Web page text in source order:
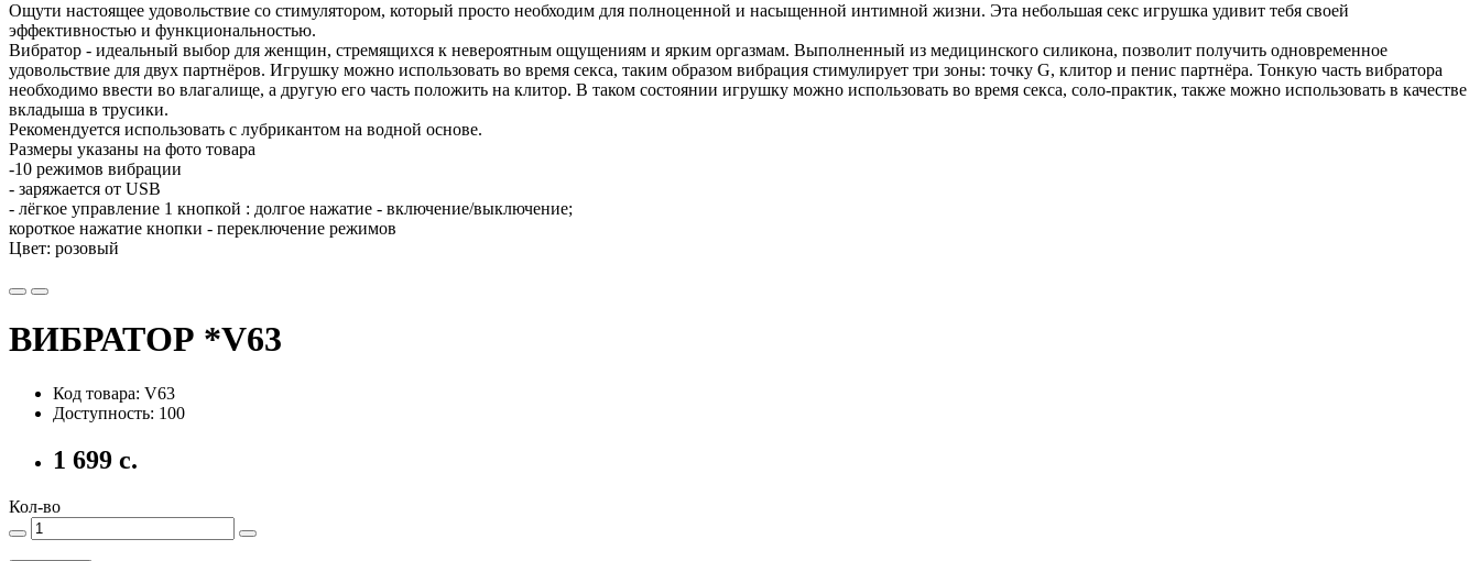
Ощути настоящее удовольствие со стимулятором, который просто необходим для полноценной и насыщенной интимной жизни. Эта небольшая секс игрушка удивит тебя своей
эффективностью и функциональностью.
Вибратор - идеальный выбор для женщин, стремящихся к невероятным ощущениям и ярким оргазмам. Выполненный из медицинского силикона, позволит получить одновременное
удовольствие для двух партнёров. Игрушку можно использовать во время секса, таким образом вибрация стимулирует три зоны: точку G, клитор и пенис партнёра. Тонкую часть вибратора
необходимо ввести во влагалище, а другую его часть положить на клитор. В таком состоянии игрушку можно использовать во время секса, соло-практик, также можно использовать в качестве
вкладыша в трусики.
Рекомендуется использовать с лубрикантом на водной основе.
Размеры указаны на фото товара
-10 режимов вибрации
- заряжается от USB
- лёгкое управление 1 кнопкой : долгое нажатие - включение/выключение;
короткое нажатие кнопки - переключение режимов
Цвет: розовый
ВИБРАТОР *V63
Код товара: V63
Доступность: 100
1 699 с.
Кол-во